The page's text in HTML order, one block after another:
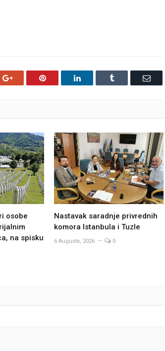
Google+ Pinterest LinkedIn Tumblr Email
osobe
na spisku
Nastavak saradnje privrednih
komora Istanbula i Tuzle
6 Augusta, 2026 0